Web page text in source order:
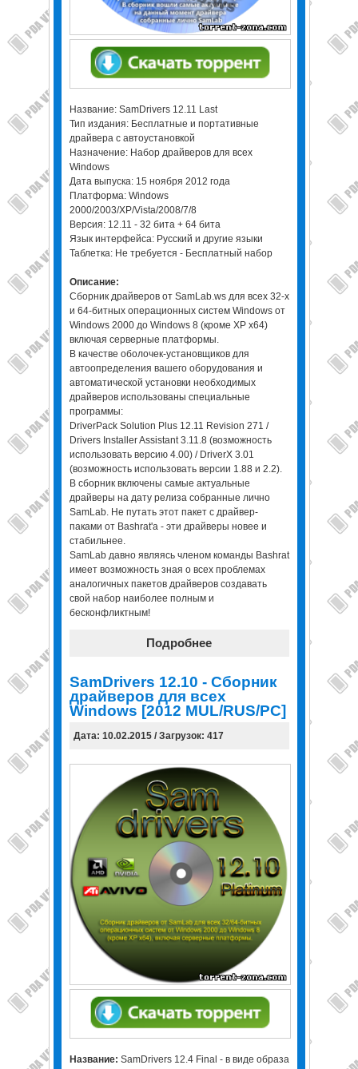
Название: SamDrivers 12.11 Last
Тип издания: Бесплатные и портативные
драйвера с автоустановкой
Назначение: Набор драйверов для всех
Windows
Дата выпуска: 15 ноября 2012 года
Платформа: Windows
2000/2003/XP/Vista/2008/7/8
Версия: 12.11 - 32 бита + 64 бита
Язык интерфейса: Русский и другие языки
Таблетка: Не требуется - Бесплатный набор
Описание:
Сборник драйверов от SamLab.ws для всех 32-х
и 64-битных операционных систем Windows от
Windows 2000 до Windows 8 (кроме XP x64)
включая серверные платформы.
В качестве оболочек-установщиков для
автоопределения вашего оборудования и
автоматической установки необходимых
драйверов использованы специальные
программы:
DriverPack Solution Plus 12.11 Revision 271 /
Drivers Installer Assistant 3.11.8 (возможность
использовать версию 4.00) / DriverX 3.01
(возможность использовать версии 1.88 и 2.2).
В сборник включены самые актуальные
драйверы на дату релиза собранные лично
SamLab. Не путать этот пакет с драйвер-
паками от Bashrat'a - эти драйверы новее и
стабильнее.
SamLab давно являясь членом команды Bashrat
имеет возможность зная о всех проблемах
аналогичных пакетов драйверов создавать
свой набор наиболее полным и
бесконфликтным!
Подробнее
SamDrivers 12.10 - Сборник
драйверов для всех
Windows [2012 MUL/RUS/PC]
Дата: 10.02.2015 / Загрузок: 417
Название: SamDrivers 12.4 Final - в виде образа